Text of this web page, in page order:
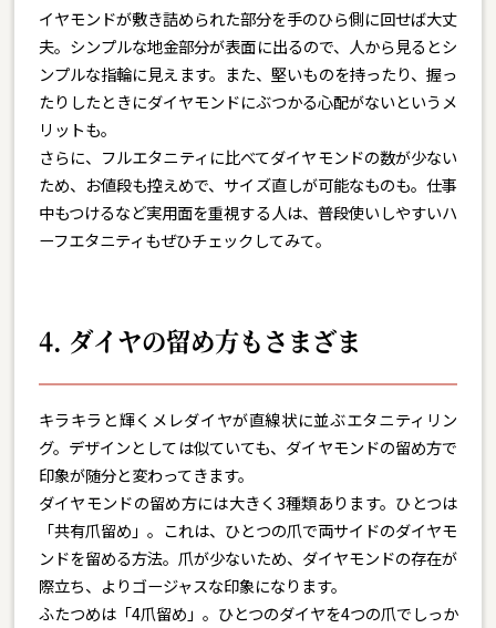
イヤモンドが敷き詰められた部分を手のひら側に回せば大丈
夫。シンプルな地金部分が表面に出るので、人から見るとシ
ンプルな指輪に見えます。また、堅いものを持ったり、握っ
たりしたときにダイヤモンドにぶつかる心配がないというメ
リットも。
さらに、フルエタニティに比べてダイヤモンドの数が少ない
ため、お値段も控えめで、サイズ直しが可能なものも。仕事
中もつけるなど実用面を重視する人は、普段使いしやすいハ
ーフエタニティもぜひチェックしてみて。
4. ダイヤの留め方もさまざま
キラキラと輝くメレダイヤが直線状に並ぶエタニティリン
グ。デザインとしては似ていても、ダイヤモンドの留め方で
印象が随分と変わってきます。
ダイヤモンドの留め方には大きく3種類あります。ひとつは
「共有爪留め」。これは、ひとつの爪で両サイドのダイヤモ
ンドを留める方法。爪が少ないため、ダイヤモンドの存在が
際立ち、よりゴージャスな印象になります。
ふたつめは「4爪留め」。ひとつのダイヤを4つの爪でしっか